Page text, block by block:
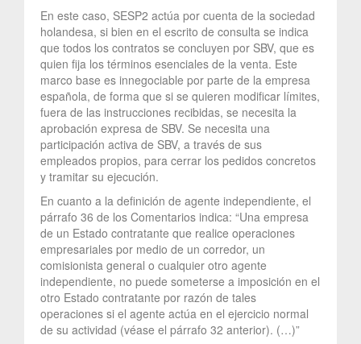
En este caso, SESP2 actúa por cuenta de la sociedad
holandesa, si bien en el escrito de consulta se indica
que todos los contratos se concluyen por SBV, que es
quien fija los términos esenciales de la venta. Este
marco base es innegociable por parte de la empresa
española, de forma que si se quieren modificar límites,
fuera de las instrucciones recibidas, se necesita la
aprobación expresa de SBV. Se necesita una
participación activa de SBV, a través de sus
empleados propios, para cerrar los pedidos concretos
y tramitar su ejecución.
En cuanto a la definición de agente independiente, el
párrafo 36 de los Comentarios indica: “Una empresa
de un Estado contratante que realice operaciones
empresariales por medio de un corredor, un
comisionista general o cualquier otro agente
independiente, no puede someterse a imposición en el
otro Estado contratante por razón de tales
operaciones si el agente actúa en el ejercicio normal
de su actividad (véase el párrafo 32 anterior). (…)”